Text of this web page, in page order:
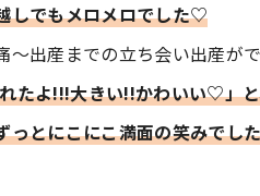
しでもメロメロでした♡
〜出産までの立ち会い出産が
たよ!!!大きい!!かわいい♡」
っとにこにこ満面の笑みで